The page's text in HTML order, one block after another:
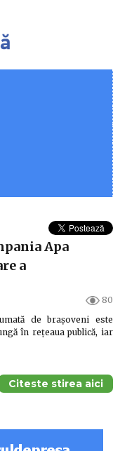
Apa
a
80
de brașoveni este
în rețeaua publică, iar
Citeste stirea aici